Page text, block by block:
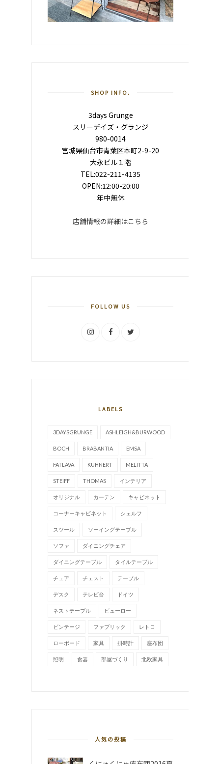
SHOP INFO.
3days Grunge
スリーデイズ・グランジ
980-0014
宮城県仙台市青葉区本町2-9-20
大永ビル１階
TEL:022-211-4135
OPEN:12:00-20:00
年中無休
店舗情報の詳細はこちら
FOLLOW US
LABELS
3DAYSGRUNGE ASHLEIGH&BURWOOD
BOCH BRABANTIA EMSA
FATLAVA KUHNERT MELITTA
STEIFF THOMAS インテリア
オリジナル カーテン キャビネット
コーナーキャビネット シェルフ
スツール ソーイングテーブル
ソファ ダイニングチェア
ダイニングテーブル タイルテーブル
チェア チェスト テーブル
デスク テレビ台 ドイツ
ネストテーブル ビューロー
ビンテージ ファブリック レトロ
ローボード 家具 掛時計 座布団
照明 食器 部屋づくり 北欧家具
人気の投稿